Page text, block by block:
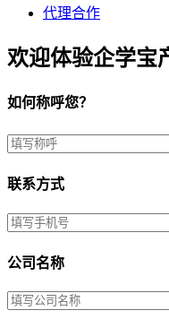
代理合作
欢迎体验企学宝
如何称呼您？
联系方式
公司名称